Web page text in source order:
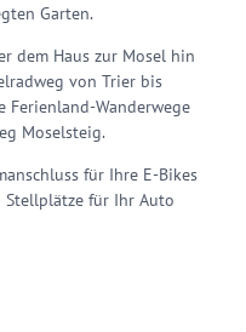
Garten.
dem Haus zur Mosel hin
von Trier bis
Ferienland-Wanderwege
Moselsteig.
für Ihre E-Bikes
Stellplätze für Ihr Auto